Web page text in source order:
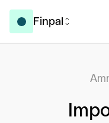
Finpal